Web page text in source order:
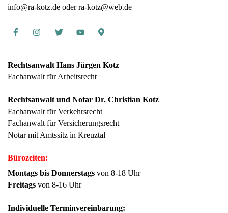
info@ra-kotz.de oder ra-kotz@web.de
FacebookInstagramTwitter Youtube Google
Rechtsanwalt Hans Jürgen Kotz
Fachanwalt für Arbeitsrecht
Rechtsanwalt und Notar Dr. Christian Kotz
Fachanwalt für Verkehrsrecht
Fachanwalt für Versicherungsrecht
Notar mit Amtssitz in Kreuztal
Bürozeiten:
Montags bis Donnerstags von 8-18 Uhr
Freitags von 8-16 Uhr
Individuelle Terminvereinbarung: